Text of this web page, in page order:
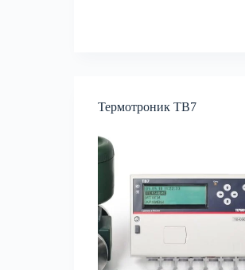
Термотроник ТВ7